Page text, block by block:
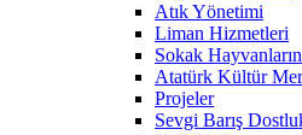
Atık Yönetimi
Liman Hizmetleri
Sokak
Atatürk Kültür
Projeler
Sevgi Barış